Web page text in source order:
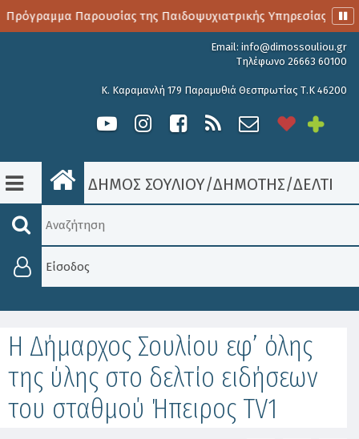
Πρόγραμμα Παρουσίας της Παιδοψυχιατρικής Υπηρεσίας
Email: info@dimossouliou.gr
Τηλέφωνο 26663 60100
Κ. Καραμανλή 179 Παραμυθιά Θεσπρωτίας Τ.Κ 46200
ΔΗΜΟΣ ΣΟΥΛΙΟΥ/ΔΗΜΟΤΗΣ/ΔΕΛΤΊΑ
Είσοδος
Η Δήμαρχος Σουλίου εφ’ όλης
της ύλης στο δελτίο ειδήσεων
του σταθμού Ήπειρος TV1